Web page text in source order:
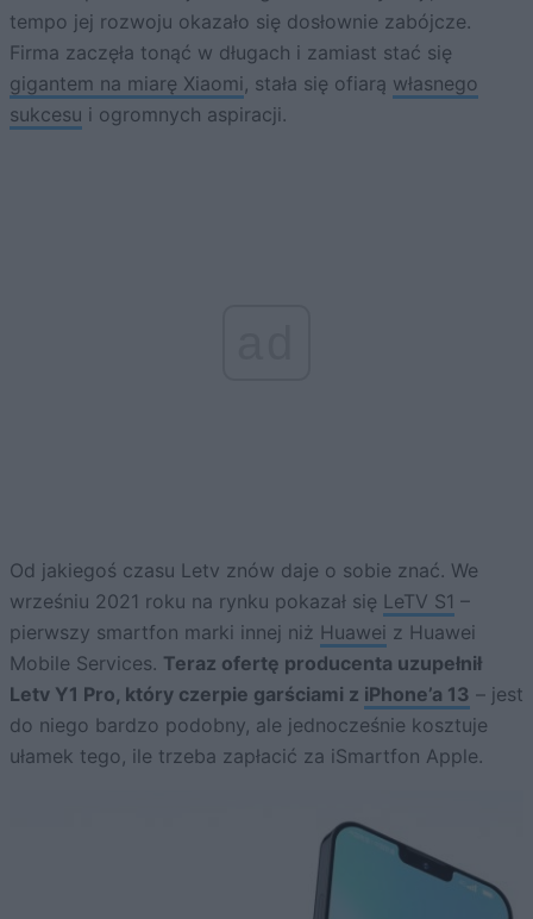
tempo jej rozwoju okazało się dosłownie zabójcze.
Firma zaczęła tonąć w długach i zamiast stać się
gigantem na miarę Xiaomi, stała się ofiarą własnego
sukcesu i ogromnych aspiracji.
Od jakiegoś czasu Letv znów daje o sobie znać. We
wrześniu 2021 roku na rynku pokazał się LeTV S1 –
pierwszy smartfon marki innej niż Huawei z Huawei
Mobile Services. Teraz ofertę producenta uzupełnił
Letv Y1 Pro, który czerpie garściami z iPhone’a 13 – jest
do niego bardzo podobny, ale jednocześnie kosztuje
ułamek tego, ile trzeba zapłacić za iSmartfon Apple.